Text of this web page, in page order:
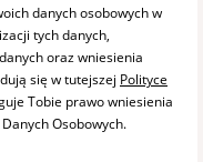
danych osobowych w
tych danych,
oraz wniesienia
się w tutejszej Polityce
Tobie prawo wniesienia
Osobowych.